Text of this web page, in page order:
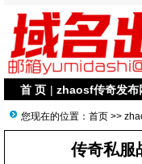
首 页 | zhaosf传奇发布
您现在的位置： 首页 >>
传奇私服